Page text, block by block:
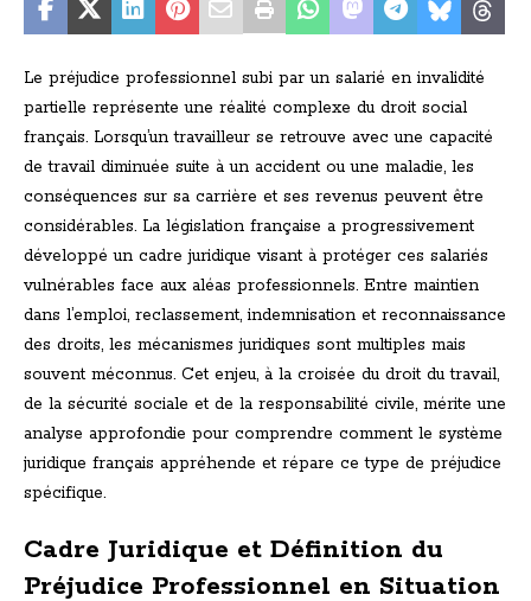
Le préjudice professionnel subi par un salarié en invalidité
partielle représente une réalité complexe du droit social
français. Lorsqu’un travailleur se retrouve avec une capacité
de travail diminuée suite à un accident ou une maladie, les
conséquences sur sa carrière et ses revenus peuvent être
considérables. La législation française a progressivement
développé un cadre juridique visant à protéger ces salariés
vulnérables face aux aléas professionnels. Entre maintien
dans l’emploi, reclassement, indemnisation et reconnaissance
des droits, les mécanismes juridiques sont multiples mais
souvent méconnus. Cet enjeu, à la croisée du droit du travail,
de la sécurité sociale et de la responsabilité civile, mérite une
analyse approfondie pour comprendre comment le système
juridique français appréhende et répare ce type de préjudice
spécifique.
Cadre Juridique et Définition du
Préjudice Professionnel en Situation